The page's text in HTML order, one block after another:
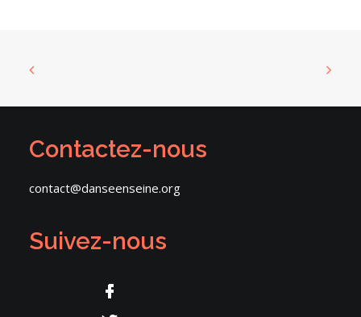
Contactez-nous
contact@danseenseine.org
Suivez-nous